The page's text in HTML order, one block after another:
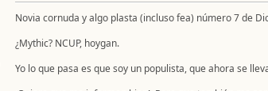
Novia cornuda y algo plasta (incluso fea) número 7 de
¿Mythic? NCUP, hoygan.
Yo lo que pasa es que soy un populista, que ahora se